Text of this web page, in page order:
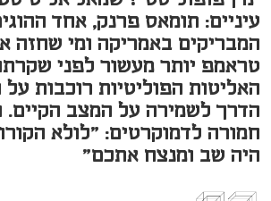
עיניים: תומאס פרנק, אחד
המבריקים באמריקה ומי שחזה
טראמפ יותר מעשור לפני
האליטות הפוליטיות רוכבות על
הדרך לשמירה על המצב הקיים.
חמורה לדמוקרטים: "לולא
היה שב ומנצח אתכם"